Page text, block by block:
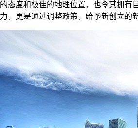
的态度和极佳的地理位置，也令其拥有
力，更是通过调整政策，给予新创立的